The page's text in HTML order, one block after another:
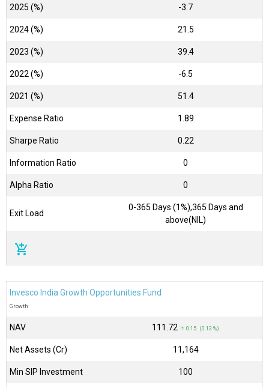
2025 (%) -3.7
2024 (%) 21.5
2023 (%) 39.4
2022 (%) -6.5
2021 (%) 51.4
Expense Ratio 1.89
Sharpe Ratio 0.22
Information Ratio 0
Alpha Ratio 0
Exit Load
0-365 Days (1%),365 Days and
above(NIL)
add_shopping_cart
Invesco India Growth Opportunities Fund
Growth
NAV ₹111.72 ↑ 0.15 (0.13 %)
Net Assets (Cr) ₹11,164
Min SIP Investment 100